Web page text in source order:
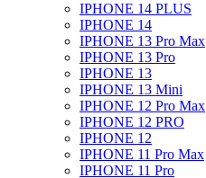
IPHONE 14 PLUS
IPHONE 14
IPHONE 13 Pro Max
IPHONE 13 Pro
IPHONE 13
IPHONE 13 Mini
IPHONE 12 Pro Max
IPHONE 12 PRO
IPHONE 12
IPHONE 11 Pro Max
IPHONE 11 Pro